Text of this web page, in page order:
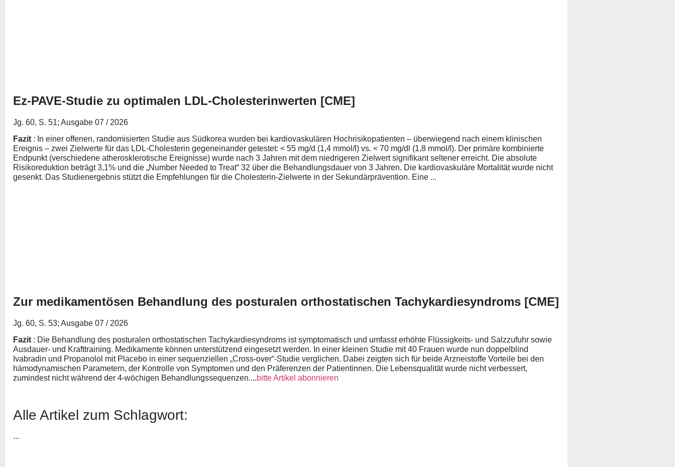
Ez-PAVE-Studie zu optimalen LDL-Cholesterinwerten [CME]
Jg. 60, S. 51; Ausgabe 07 / 2026
Fazit : In einer offenen, randomisierten Studie aus Südkorea wurden bei kardiovaskulären Hochrisikopatienten – überwiegend nach einem klinischen
Ereignis – zwei Zielwerte für das LDL-Cholesterin gegeneinander getestet: < 55 mg/d (1,4 mmol/l) vs. < 70 mg/dl (1,8 mmol/l). Der primäre kombinierte
Endpunkt (verschiedene atherosklerotische Ereignisse) wurde nach 3 Jahren mit dem niedrigeren Zielwert signifikant seltener erreicht. Die absolute
Risikoreduktion beträgt 3,1% und die „Number Needed to Treat“ 32 über die Behandlungsdauer von 3 Jahren. Die kardiovaskuläre Mortalität wurde nicht
gesenkt. Das Studienergebnis stützt die Empfehlungen für die Cholesterin-Zielwerte in der Sekundärprävention. Eine ...
Zur medikamentösen Behandlung des posturalen orthostatischen Tachykardiesyndroms [CME]
Jg. 60, S. 53; Ausgabe 07 / 2026
Fazit : Die Behandlung des posturalen orthostatischen Tachykardiesyndroms ist symptomatisch und umfasst erhöhte Flüssigkeits- und Salzzufuhr sowie
Ausdauer- und Krafttraining. Medikamente können unterstützend eingesetzt werden. In einer kleinen Studie mit 40 Frauen wurde nun doppelblind
Ivabradin und Propanolol mit Placebo in einer sequenziellen „Cross-over“-Studie verglichen. Dabei zeigten sich für beide Arzneistoffe Vorteile bei den
hämodynamischen Parametern, der Kontrolle von Symptomen und den Präferenzen der Patientinnen. Die Lebensqualität wurde nicht verbessert,
zumindest nicht während der 4-wöchigen Behandlungssequenzen....bitte Artikel abonnieren
Alle Artikel zum Schlagwort:
...